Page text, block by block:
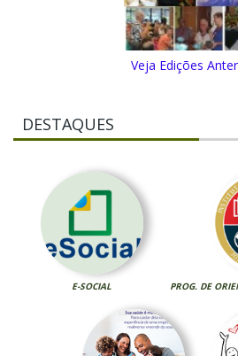
Veja Edições
DESTAQUES
E-SOCIAL PROG. DE